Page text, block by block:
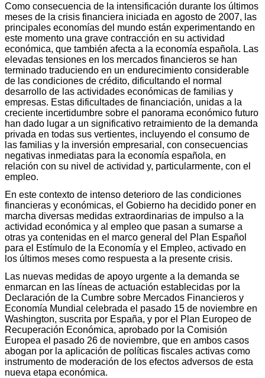
Como consecuencia de la intensificación durante los últimos
meses de la crisis financiera iniciada en agosto de 2007, las
principales economías del mundo están experimentando en
este momento una grave contracción en su actividad
económica, que también afecta a la economía española. Las
elevadas tensiones en los mercados financieros se han
terminado traduciendo en un endurecimiento considerable
de las condiciones de crédito, dificultando el normal
desarrollo de las actividades económicas de familias y
empresas. Estas dificultades de financiación, unidas a la
creciente incertidumbre sobre el panorama económico futuro
han dado lugar a un significativo retraimiento de la demanda
privada en todas sus vertientes, incluyendo el consumo de
las familias y la inversión empresarial, con consecuencias
negativas inmediatas para la economía española, en
relación con su nivel de actividad y, particularmente, con el
empleo.
En este contexto de intenso deterioro de las condiciones
financieras y económicas, el Gobierno ha decidido poner en
marcha diversas medidas extraordinarias de impulso a la
actividad económica y al empleo que pasan a sumarse a
otras ya contenidas en el marco general del Plan Español
para el Estímulo de la Economía y el Empleo, activado en
los últimos meses como respuesta a la presente crisis.
Las nuevas medidas de apoyo urgente a la demanda se
enmarcan en las líneas de actuación establecidas por la
Declaración de la Cumbre sobre Mercados Financieros y
Economía Mundial celebrada el pasado 15 de noviembre en
Washington, suscrita por España, y por el Plan Europeo de
Recuperación Económica, aprobado por la Comisión
Europea el pasado 26 de noviembre, que en ambos casos
abogan por la aplicación de políticas fiscales activas como
instrumento de moderación de los efectos adversos de esta
nueva etapa económica.